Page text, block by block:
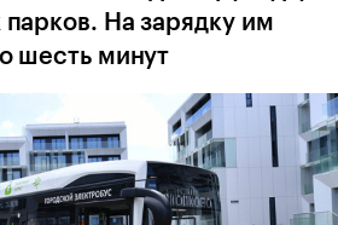
На зарядку им
шесть минут